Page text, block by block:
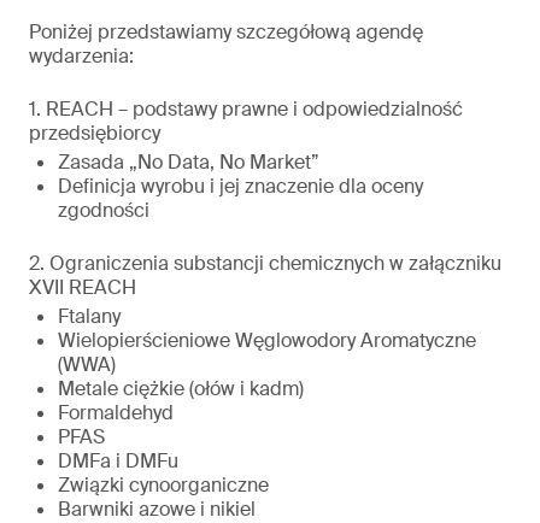
Poniżej przedstawiamy szczegółową agendę
wydarzenia:
1. REACH – podstawy prawne i odpowiedzialność
przedsiębiorcy
Zasada „No Data, No Market”
Definicja wyrobu i jej znaczenie dla oceny
zgodności
2. Ograniczenia substancji chemicznych w załączniku
XVII REACH
Ftalany
Wielopierścieniowe Węglowodory Aromatyczne
(WWA)
Metale ciężkie (ołów i kadm)
Formaldehyd
PFAS
DMFa i DMFu
Związki cynoorganiczne
Barwniki azowe i nikiel